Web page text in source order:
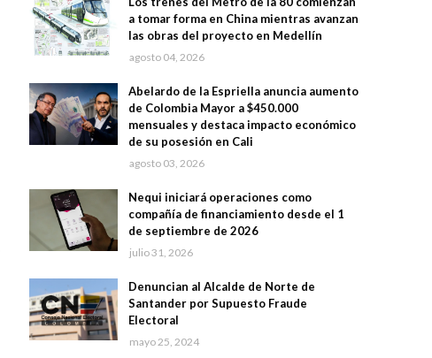
a tomar forma en China mientras avanzan
las obras del proyecto en Medellín
agosto 04, 2026
Abelardo de la Espriella anuncia aumento
de Colombia Mayor a $450.000
mensuales y destaca impacto económico
de su posesión en Cali
agosto 03, 2026
Nequi iniciará operaciones como
compañía de financiamiento desde el 1
de septiembre de 2026
julio 31, 2026
Denuncian al Alcalde de Norte de
Santander por Supuesto Fraude
Electoral
mayo 25, 2024